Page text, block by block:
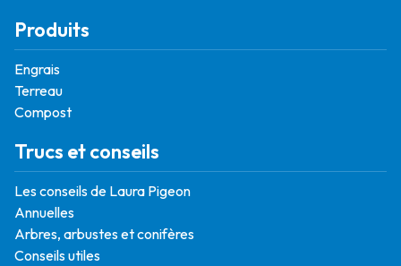
Produits
Engrais
Terreau
Compost
Trucs et conseils
Les conseils de Laura Pigeon
Annuelles
Arbres, arbustes et conifères
Conseils utiles